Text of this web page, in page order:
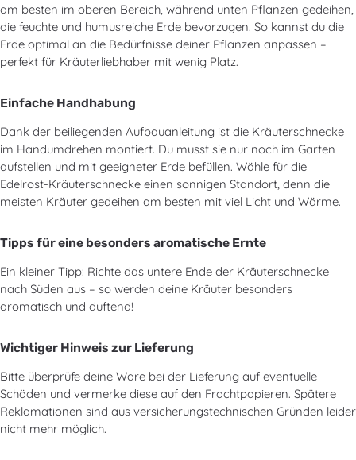
am besten im oberen Bereich, während unten Pflanzen gedeihen,
die feuchte und humusreiche Erde bevorzugen. So kannst du die
Erde optimal an die Bedürfnisse deiner Pflanzen anpassen –
perfekt für Kräuterliebhaber mit wenig Platz.
Einfache Handhabung
Dank der beiliegenden Aufbauanleitung ist die Kräuterschnecke
im Handumdrehen montiert. Du musst sie nur noch im Garten
aufstellen und mit geeigneter Erde befüllen. Wähle für die
Edelrost-Kräuterschnecke einen sonnigen Standort, denn die
meisten Kräuter gedeihen am besten mit viel Licht und Wärme.
Tipps für eine besonders aromatische Ernte
Ein kleiner Tipp: Richte das untere Ende der Kräuterschnecke
nach Süden aus – so werden deine Kräuter besonders
aromatisch und duftend!
Wichtiger Hinweis zur Lieferung
Bitte überprüfe deine Ware bei der Lieferung auf eventuelle
Schäden und vermerke diese auf den Frachtpapieren. Spätere
Reklamationen sind aus versicherungstechnischen Gründen leider
nicht mehr möglich.